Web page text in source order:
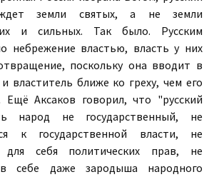
земли святых, а не земли
и сильных. Так было. Русским
небрежение властью, власть у них
поскольку она вводит в
властитель ближе ко греху, чем его
Ещё Аксаков говорил, что "русский
народ не государственный, не
к государственной власти, не
себя политических прав, не
себе даже зародыша народного